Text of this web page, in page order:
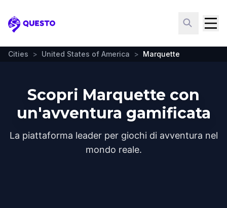
Questo
Cities > United States of America > Marquette
Scopri Marquette con
un'avventura gamificata
La piattaforma leader per giochi di avventura nel
mondo reale.